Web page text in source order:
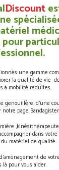
Discount
pour
une gamme
la qualité de vie
à mobilité réduites.
genouillère, d’une
notre page
dans votre
matériel de qualité.
de
là pour vous aider.